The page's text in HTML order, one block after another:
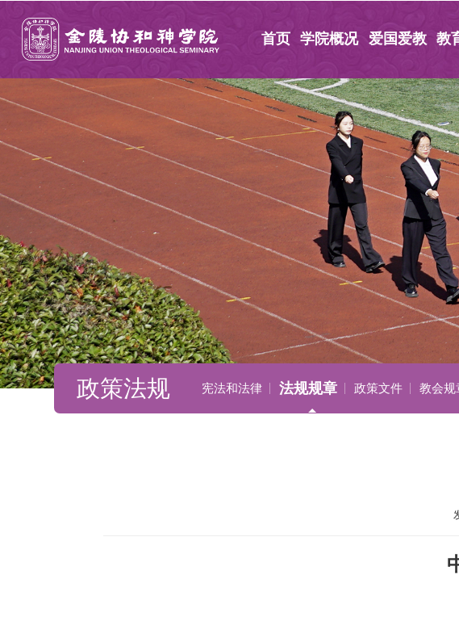
首页 学院概况 爱国爱教 教
政策法规 宪法和法律 法规规章 政策文件 教会规